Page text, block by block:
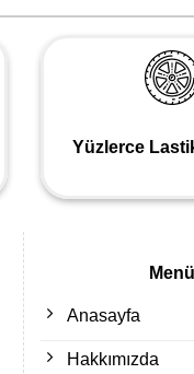
Yüzlerce
Menü
Anasayfa
Hakkımızda